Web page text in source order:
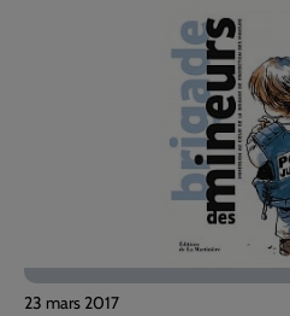
23 mars 2017